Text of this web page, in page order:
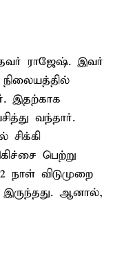
ராஜேஷ். இவர்
இதற்காக
வந்தார்.
சிக்கி
பெற்று
நாள் விடுமுறை
இருந்தது. ஆனால்,